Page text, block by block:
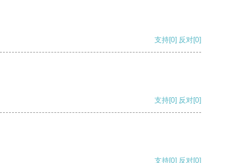
支持[0] 反对[0]
支持[0] 反对[0]
支持[0] 反对[0]